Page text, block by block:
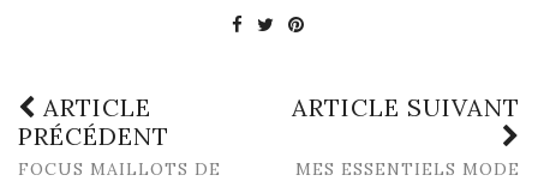
ARTICLE
PRÉCÉDENT
FOCUS MAILLOTS DE
ARTICLE SUIVANT
MES ESSENTIELS MODE